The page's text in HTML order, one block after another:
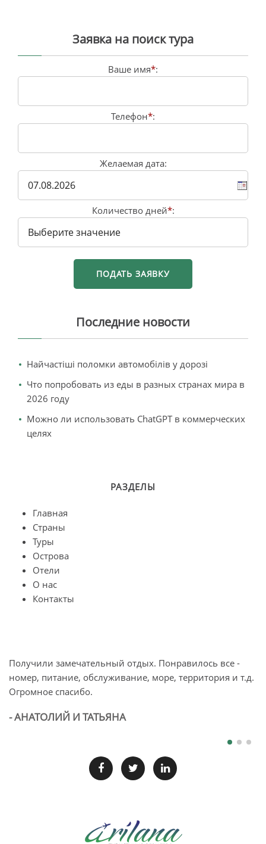
Заявка на поиск тура
Ваше имя*:
Телефон*:
Желаемая дата:
Количество дней*:
Последние новости
Найчастіші поломки автомобілів у дорозі
Что попробовать из еды в разных странах мира в
2026 году
Можно ли использовать ChatGPT в коммерческих
целях
РАЗДЕЛЫ
Главная
Страны
Туры
Острова
Отели
О нас
Контакты
Получили замечательный отдых. Понравилось все -
номер, питание, обслуживание, море, территория и т.д.
Огромное спасибо.
- АНАТОЛИЙ И ТАТЬЯНА